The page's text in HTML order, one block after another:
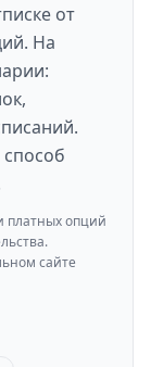
от
На
платных опций
сайте